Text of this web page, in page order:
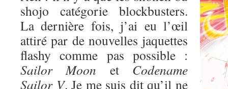
shojo catégorie blockbusters.
La dernière fois, j’ai eu l’œil
attiré par de nouvelles jaquettes
flashy comme pas possible :
Sailor Moon et Codename
Sailor V. Je me suis dit qu’il ne